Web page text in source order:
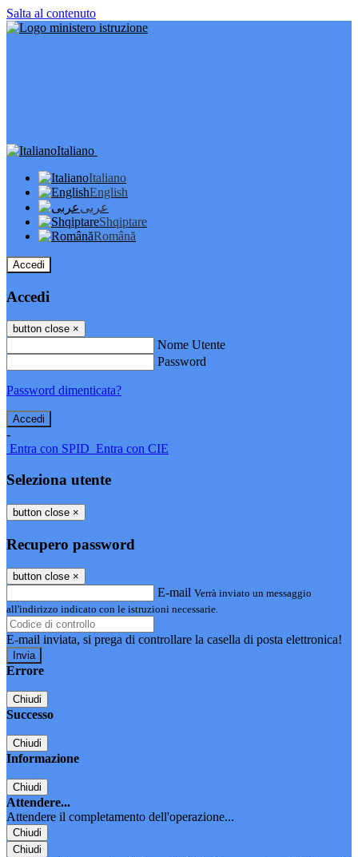
Salta al contenuto
Italiano
Italiano
English
عربى
Shqiptare
Română
Accedi
Accedi
button close ×
Nome Utente
Password
Password dimenticata?
-
Entra con SPID Entra con CIE
Seleziona utente
button close ×
Recupero password
button close ×
E-mail Verrà inviato un messaggio
all'indirizzo indicato con le istruzioni necessarie.
E-mail inviata, si prega di controllare la casella di posta elettronica!
Errore
Chiudi
Successo
Chiudi
Informazione
Chiudi
Attendere...
Attendere il completamento dell'operazione...
Chiudi
Chiudi